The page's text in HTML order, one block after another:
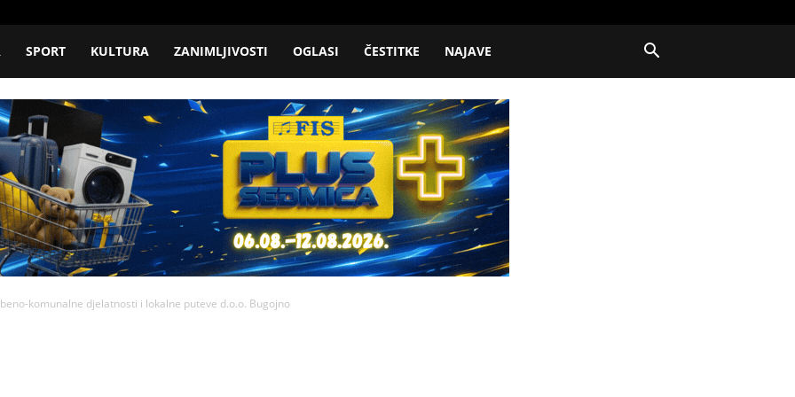
SPORT KULTURA ZANIMLJIVOSTI OGLASI ČESTITKE NAJAVE
komunalne djelatnosti i lokalne puteve d.o.o. Bugojno